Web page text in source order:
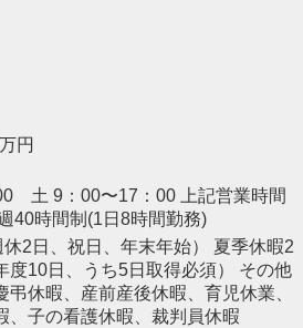
円
土 9：00〜17：00 上記営業時間
40時間制(1日8時間勤務)
2日、祝日、年末年始） 夏季休暇2
度10日、うち5日取得必須） その他
弔休暇、産前産後休暇、育児休業、
、子の看護休暇、裁判員休暇